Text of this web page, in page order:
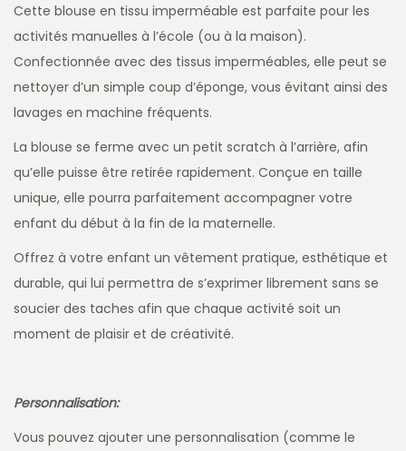
Cette blouse en tissu imperméable est parfaite pour les
activités manuelles à l’école (ou à la maison).
Confectionnée avec des tissus imperméables, elle peut se
nettoyer d’un simple coup d’éponge, vous évitant ainsi des
lavages en machine fréquents.
La blouse se ferme avec un petit scratch à l’arrière, afin
qu’elle puisse être retirée rapidement. Conçue en taille
unique, elle pourra parfaitement accompagner votre
enfant du début à la fin de la maternelle.
Offrez à votre enfant un vêtement pratique, esthétique et
durable, qui lui permettra de s’exprimer librement sans se
soucier des taches afin que chaque activité soit un
moment de plaisir et de créativité.
Personnalisation:
Vous pouvez ajouter une personnalisation (comme le